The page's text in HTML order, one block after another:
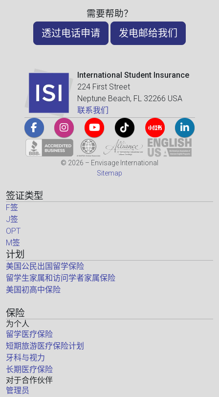
需要帮助？
透过电话申请 发电邮给我们
International Student Insurance
224 First Street
Neptune Beach, FL 32266 USA
联系我们
© 2026 – Envisage International
Sitemap
签证类型
F签
J签
OPT
M签
计划
美国公民出国留学保险
留学生家属和访问学者家属保险
美国初高中保险
保险
为个人
留学医疗保险
短期旅游医疗保险计划
牙科与视力
长期医疗保险
对于合作伙伴
管理员